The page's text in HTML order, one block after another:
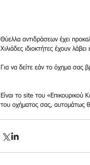
Θύελλα αντιδράσεων έχει
Χιλιάδες ιδιοκτήτες έχουν
Για να δείτε εάν το όχημα σας
Είναι το site του
του οχήματος σας, αυτομάτως